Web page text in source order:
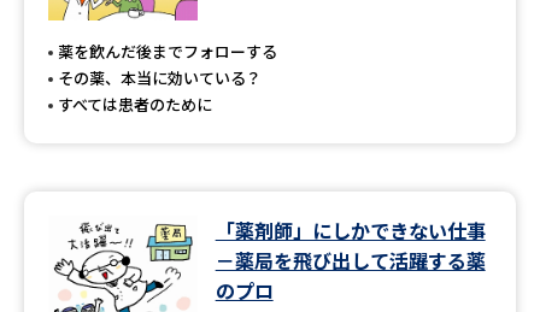
薬を飲んだ後までフォローする
その薬、本当に効いている？
すべては患者のために
「薬剤師」にしかできない仕事
－薬局を飛び出して活躍する薬
のプロ